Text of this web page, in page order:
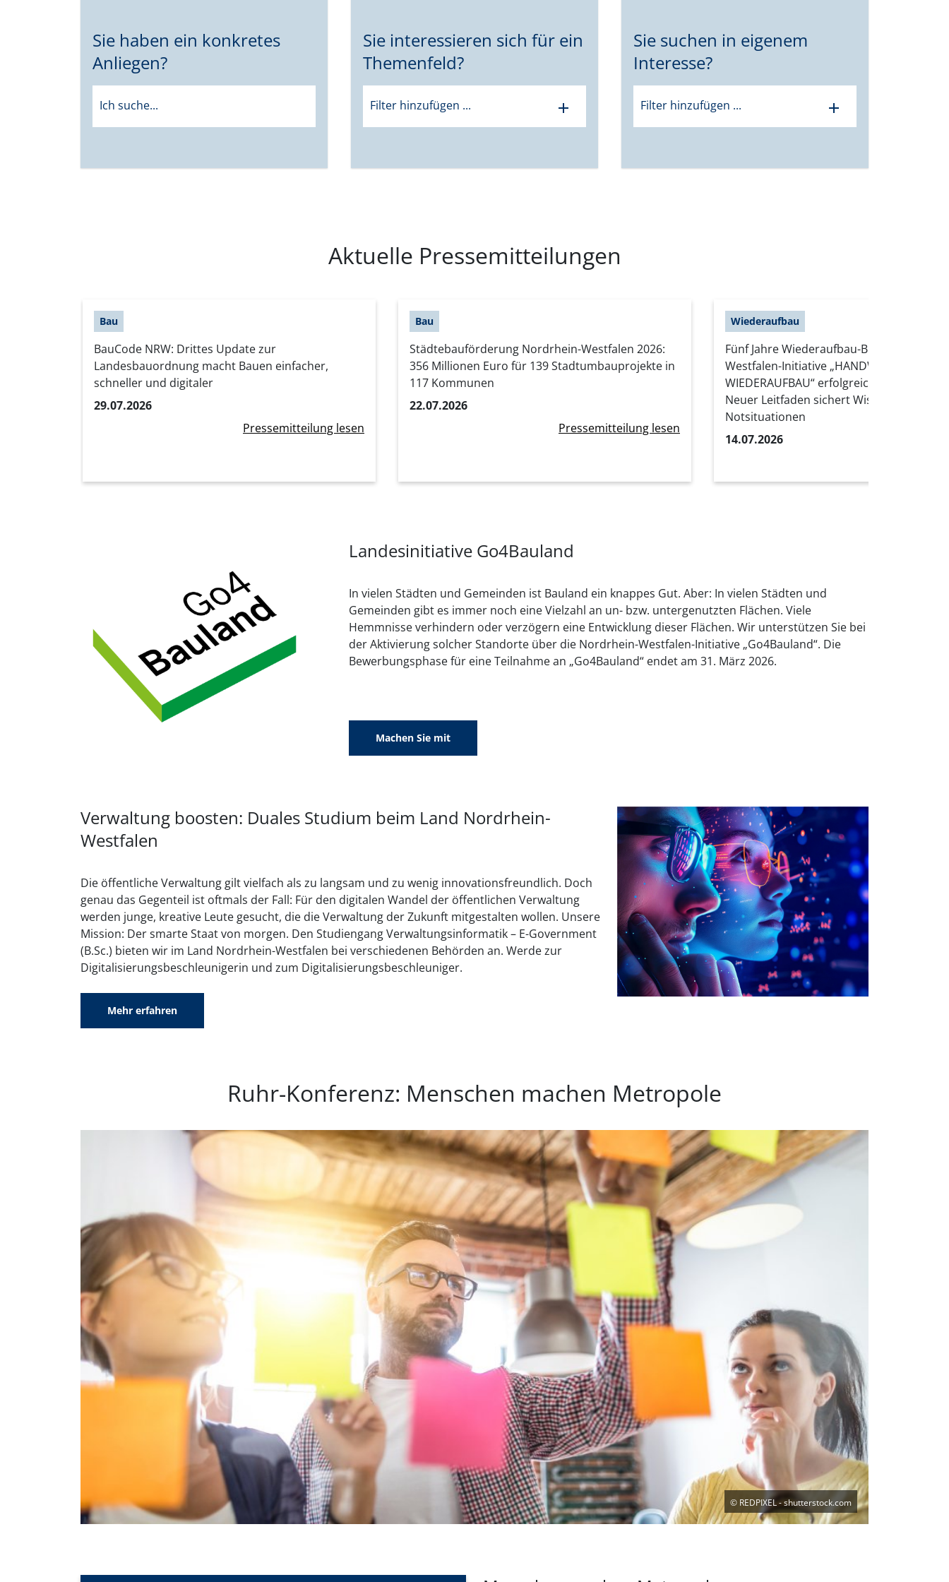
Sie haben ein konkretes
Anliegen?
Ich suche...
Sie interessieren sich für ein
Themenfeld?
Filter hinzufügen ... add
Sie suchen in eigenem
Interesse?
Filter hinzufügen ... add
Aktuelle Pressemitteilungen
Bau
BauCode NRW: Drittes Update zur
Landesbauordnung macht Bauen einfacher,
schneller und digitaler
29.07.2026
Pressemitteilung lesen
Bau
Städtebauförderung Nordrhein-Westfalen 2026:
356 Millionen Euro für 139 Stadtumbauprojekte in
117 Kommunen
22.07.2026
Pressemitteilung lesen
Wiederaufbau
Fünf Jahre Wiederaufbau-Bilanz:
Westfalen-Initiative „HANDWERK im
WIEDERAUFBAU“ erfolgreich
Neuer Leitfaden sichert Wissen für
Notsituationen
14.07.2026
Landesinitiative Go4Bauland
In vielen Städten und Gemeinden ist Bauland ein knappes Gut. Aber: In vielen Städten und
Gemeinden gibt es immer noch eine Vielzahl an un- bzw. untergenutzten Flächen. Viele
Hemmnisse verhindern oder verzögern eine Entwicklung dieser Flächen. Wir unterstützen Sie bei
der Aktivierung solcher Standorte über die Nordrhein-Westfalen-Initiative „Go4Bauland“. Die
Bewerbungsphase für eine Teilnahme an „Go4Bauland“ endet am 31. März 2026.
Machen Sie mit
Verwaltung boosten: Duales Studium beim Land Nordrhein-
Westfalen
Die öffentliche Verwaltung gilt vielfach als zu langsam und zu wenig innovationsfreundlich. Doch
genau das Gegenteil ist oftmals der Fall: Für den digitalen Wandel der öffentlichen Verwaltung
werden junge, kreative Leute gesucht, die die Verwaltung der Zukunft mitgestalten wollen. Unsere
Mission: Der smarte Staat von morgen. Den Studiengang Verwaltungsinformatik – E-Government
(B.Sc.) bieten wir im Land Nordrhein-Westfalen bei verschiedenen Behörden an. Werde zur
Digitalisierungsbeschleunigerin und zum Digitalisierungsbeschleuniger.
Mehr erfahren
Ruhr-Konferenz: Menschen machen Metropole
© REDPIXEL - shutterstock.com